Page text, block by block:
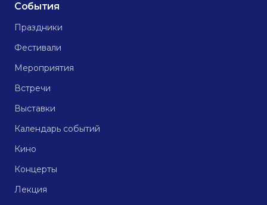
События
Праздники
Фестивали
Мероприятия
Встречи
Выставки
Календарь событий
Кино
Концерты
Лекция